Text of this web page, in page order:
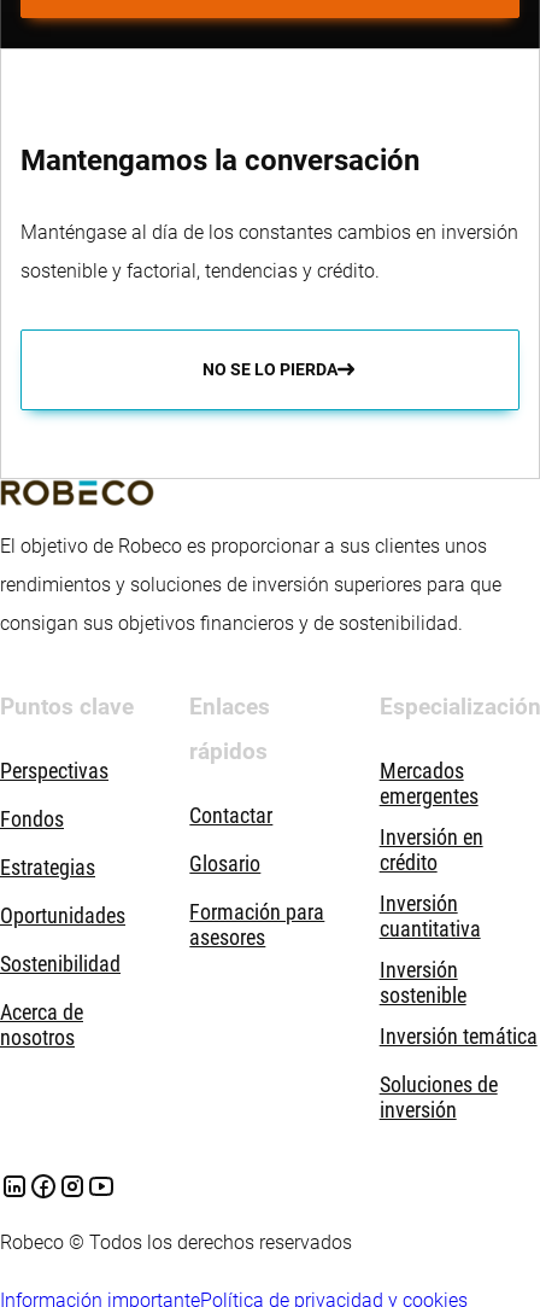
Mantengamos la conversación
Manténgase al día de los constantes cambios en inversión
sostenible y factorial, tendencias y crédito.
NO SE LO PIERDA
El objetivo de Robeco es proporcionar a sus clientes unos
rendimientos y soluciones de inversión superiores para que
consigan sus objetivos financieros y de sostenibilidad.
Puntos clave
Perspectivas
Fondos
Estrategias
Oportunidades
Sostenibilidad
Acerca de
nosotros
Enlaces
rápidos
Contactar
Glosario
Formación para
asesores
Especialización
Mercados
emergentes
Inversión en
crédito
Inversión
cuantitativa
Inversión
sostenible
Inversión temática
Soluciones de
inversión
Robeco © Todos los derechos reservados
Información importantePolítica de privacidad y cookies